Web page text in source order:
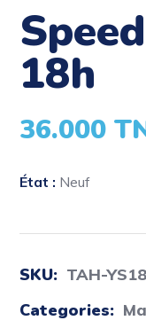
speed hurdle-
18h
36.000
État : Neuf
SKU: TAH-YS18
Categories: